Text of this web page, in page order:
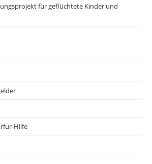
für geflüchtete Kinder und
Hilfe